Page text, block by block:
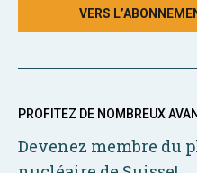
VERS
PROFITEZ DE NOMBREUX
Devenez membre du